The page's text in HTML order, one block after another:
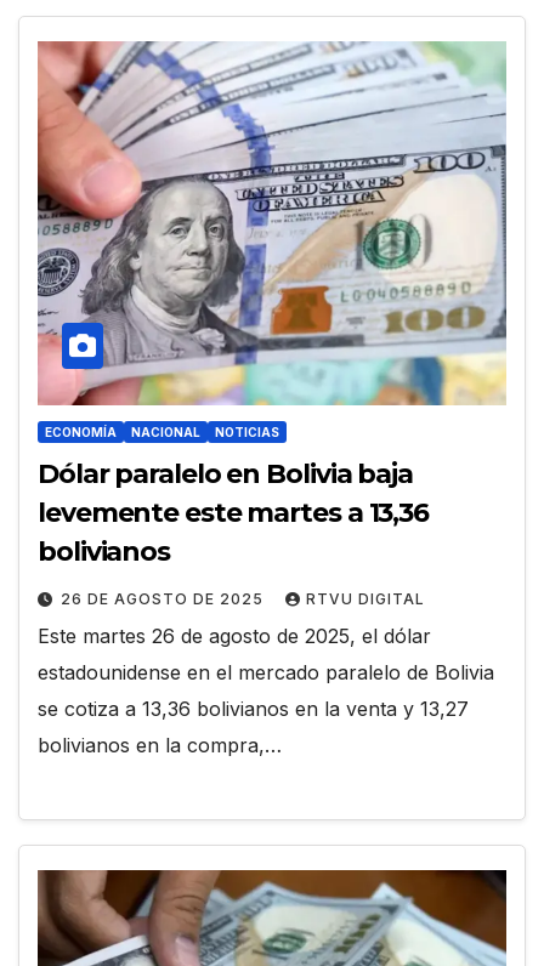
ECONOMÍA NACIONAL NOTICIAS
Dólar paralelo en Bolivia baja
levemente este martes a 13,36
bolivianos
26 DE AGOSTO DE 2025 RTVU DIGITAL
Este martes 26 de agosto de 2025, el dólar
estadounidense en el mercado paralelo de Bolivia
se cotiza a 13,36 bolivianos en la venta y 13,27
bolivianos en la compra,…